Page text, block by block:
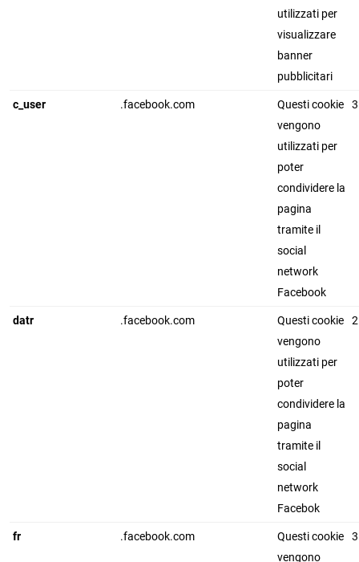
utilizzati per
visualizzare
banner
pubblicitari
c_user .facebook.com
Questi cookie
vengono
utilizzati per
poter
condividere la
pagina
tramite il
social
network
Facebook
datr .facebook.com
Questi cookie
vengono
utilizzati per
poter
condividere la
pagina
tramite il
social
network
Facebok
fr .facebook.com
Questi cookie
vengono